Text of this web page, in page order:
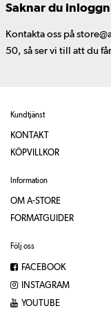
Saknar du
Kontakta oss på
50, så ser vi till att du
Kundtjänst
KONTAKT
KÖPVILLKOR
Information
OM A-STORE
FORMATGUIDER
Följ oss
FACEBOOK
INSTAGRAM
YOUTUBE